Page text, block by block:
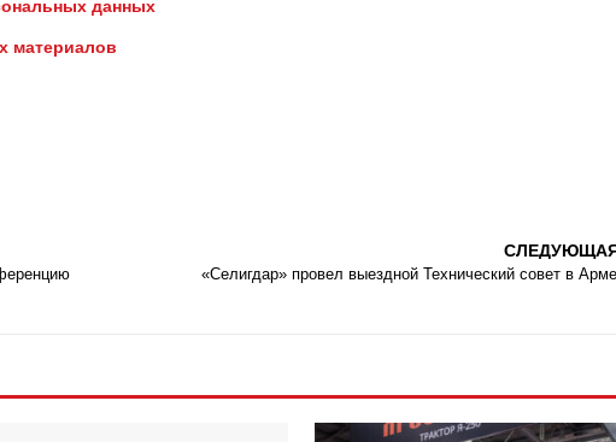
данных
материалов
«Селигдар» провел выездной Технический совет в